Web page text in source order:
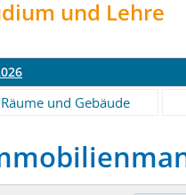
und Lehre
Räume und Gebäude